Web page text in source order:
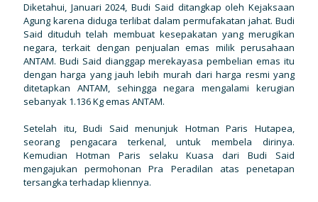
Diketahui, Januari 2024, Budi Said ditangkap oleh Kejaksaan
Agung karena diduga terlibat dalam permufakatan jahat. Budi
Said dituduh telah membuat kesepakatan yang merugikan
negara, terkait dengan penjualan emas milik perusahaan
ANTAM. Budi Said dianggap merekayasa pembelian emas itu
dengan harga yang jauh lebih murah dari harga resmi yang
ditetapkan ANTAM, sehingga negara mengalami kerugian
sebanyak 1.136 Kg emas ANTAM.
Setelah itu, Budi Said menunjuk Hotman Paris Hutapea,
seorang pengacara terkenal, untuk membela dirinya.
Kemudian Hotman Paris selaku Kuasa dari Budi Said
mengajukan permohonan Pra Peradilan atas penetapan
tersangka terhadap kliennya.